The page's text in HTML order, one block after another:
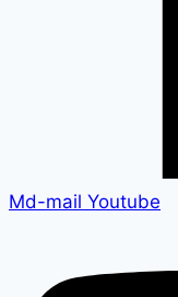
Md-mail Youtube